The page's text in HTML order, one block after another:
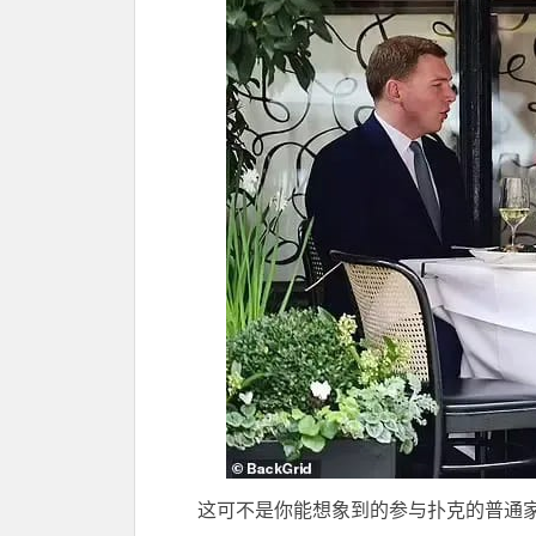
这可不是你能想象到的参与扑克的普通